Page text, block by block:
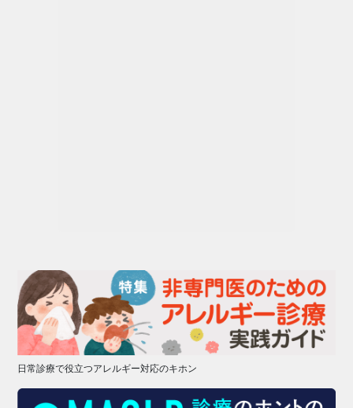
日常診療で役立つアレルギー対応のキホン